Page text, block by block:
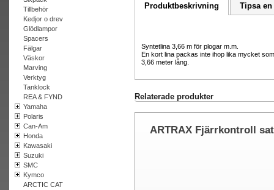
Tillbehör
Kedjor o drev
Glödlampor
Spacers
Fälgar
Väskor
Marving
Verktyg
Tanklock
REA & FYND
Yamaha
Polaris
Can-Am
Honda
Kawasaki
Suzuki
SMC
Kymco
ARCTIC CAT
Produktbeskrivning Tipsa en
Syntetlina 3,66 m för plogar m.m.
En kort lina packas inte ihop lika mycket
3,66 meter lång.
Relaterade produkter
ARTRAX Fjärrkontroll